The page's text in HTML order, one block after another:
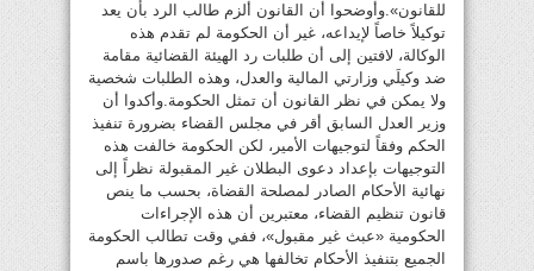
للقانون».وأوضحوا أن القانون ألزم طالب الرد بأن يعد
توكيلاً خاصاً لإيداعه، غير أن الحكومة لم تقدم هذه
الوكالة، لافتين إلى أن طلبات رد الهيئة القضائية مقامة
ضد وكيلَي وزارتي المالية والعدل، وهذه الطلبات شخصية
ولا يمكن في نظر القانون أن تمثل الحكومة.وأكدوا أن
وزير العدل السابق أقر في مجلس القضاء بضرورة تنفيذ
الحكم وفقاً لتوجيهات الأمير، لكن الحكومة خالفت هذه
التوجيهات بإعداد دعوى البطلان غير المقبولة نظراً إلى
نهائية الأحكام الصادر لمصلحة القضاة، بحسب ما ينص
قانون تنظيم القضاء، معتبرين أن هذه الإجراءات
الحكومية «عبث غير مقبول»، ففي وقت تطالب الحكومة
الجميع بتنفيذ الأحكام تخالفها هي رغم صدورها باسم